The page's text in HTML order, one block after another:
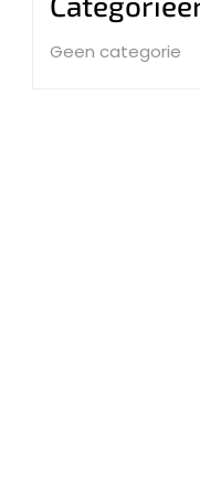
Geen categorie